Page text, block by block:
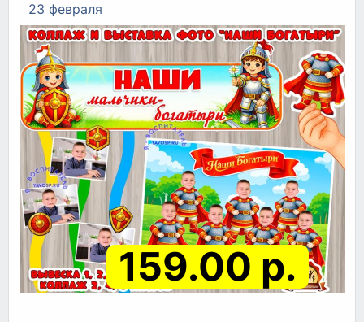
23 февраля
159.00 р.